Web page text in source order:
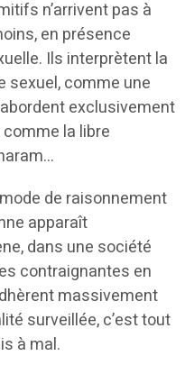
n’arrivent pas à
en présence
Ils interprètent la
sexuel, comme une
exclusivement
la libre
de raisonnement
apparaît
dans une société
contraignantes en
massivement
surveillée, c’est tout
à mal.